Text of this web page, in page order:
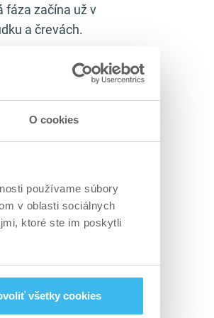
O cookies
používame súbory
v oblasti sociálnych
ktoré ste im poskytli
všetky cookies
fáza začína už v
a črevách.
regeneráciu
približuje článok
, pričom
.